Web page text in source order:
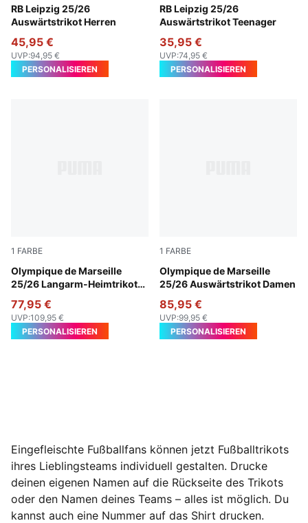
RB Leipzig 25/26
Auswärtstrikot Herren
Elektro Blue-For All Time Red
45,95 €
UVP:94,95 €
PERSONALISIEREN
RB Leipzig 25/26
Auswärtstrikot Teenager
Elektro Blue-For All Time
35,95 €
UVP:74,95 €
PERSONALISIEREN
1 FARBE
Olympique de Marseille
25/26 Langarm-Heimtrikot
PUMA White-Bleu Azur
77,95 €
UVP:109,95 €
PERSONALISIEREN
1 FARBE
Olympique de Marseille
25/26 Auswärtstrikot Damen
New Navy-Luminous Blue
85,95 €
UVP:99,95 €
PERSONALISIEREN
Eingefleischte Fußballfans können jetzt Fußballtrikots
ihres Lieblingsteams individuell gestalten. Drucke
deinen eigenen Namen auf die Rückseite des Trikots
oder den Namen deines Teams – alles ist möglich. Du
kannst auch eine Nummer auf das Shirt drucken.